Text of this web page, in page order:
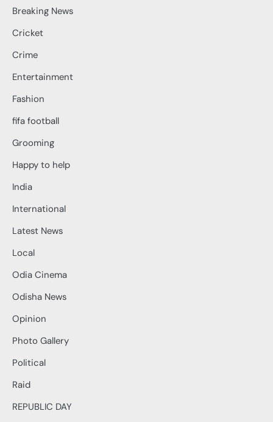
Breaking News
Cricket
Crime
Entertainment
Fashion
fifa football
Grooming
Happy to help
India
International
Latest News
Local
Odia Cinema
Odisha News
Opinion
Photo Gallery
Political
Raid
REPUBLIC DAY